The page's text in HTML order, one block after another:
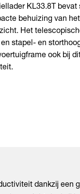
KL33.8T bevat
behuizing van
Het
stapel- en
ook bij
dankzij een